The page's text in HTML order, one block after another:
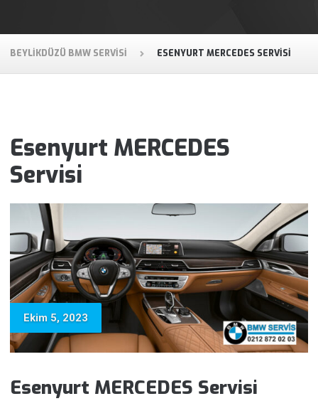
BEYLIKDÜZÜ BMW SERVISI ESENYURT MERCEDES SERVISI
Esenyurt MERCEDES
Servisi
Ekim 5, 2023
Esenyurt MERCEDES Servisi